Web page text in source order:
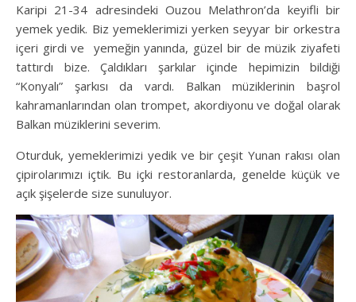
Karipi 21-34 adresindeki Ouzou Melathron’da keyifli bir
yemek yedik. Biz yemeklerimizi yerken seyyar bir orkestra
içeri girdi ve yemeğin yanında, güzel bir de müzik ziyafeti
tattırdı bize. Çaldıkları şarkılar içinde hepimizin bildiği
“Konyalı” şarkısı da vardı. Balkan müziklerinin başrol
kahramanlarından olan trompet, akordiyonu ve doğal olarak
Balkan müziklerini severim.
Oturduk, yemeklerimizi yedik ve bir çeşit Yunan rakısı olan
çipirolarımızı içtik. Bu içki restoranlarda, genelde küçük ve
açık şişelerde size sunuluyor.